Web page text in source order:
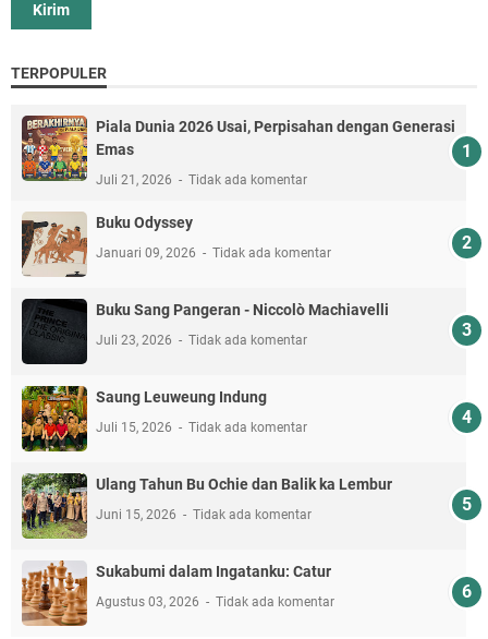
TERPOPULER
Piala Dunia 2026 Usai, Perpisahan dengan Generasi
Emas
Juli 21, 2026 Tidak ada komentar
Buku Odyssey
Januari 09, 2026 Tidak ada komentar
Buku Sang Pangeran - Niccolò Machiavelli
Juli 23, 2026 Tidak ada komentar
Saung Leuweung Indung
Juli 15, 2026 Tidak ada komentar
Ulang Tahun Bu Ochie dan Balik ka Lembur
Juni 15, 2026 Tidak ada komentar
Sukabumi dalam Ingatanku: Catur
Agustus 03, 2026 Tidak ada komentar